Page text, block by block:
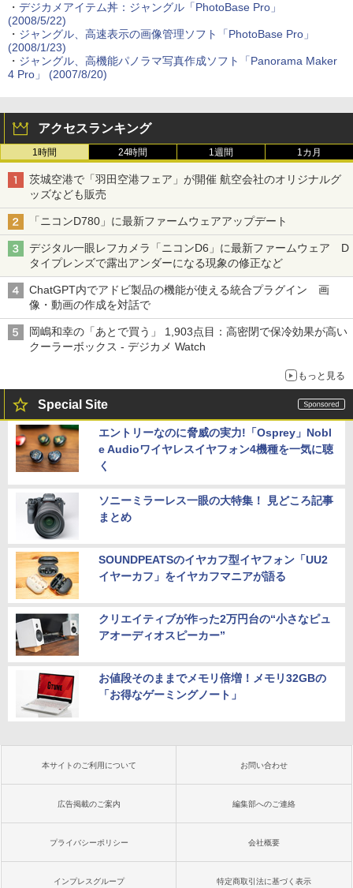
・ デジカメアイテム丼：ジャングル「PhotoBase Pro」
(2008/5/22)
・ ジャングル、高速表示の画像管理ソフト「PhotoBase Pro」
(2008/1/23)
・ ジャングル、高機能パノラマ写真作成ソフト「Panorama Maker
4 Pro」 (2007/8/20)
アクセスランキング
1時間 24時間 1週間 1カ月
茨城空港で「羽田空港フェア」が開催 航空会社のオリジナルグ
ッズなども販売
「ニコンD780」に最新ファームウェアアップデート
デジタル一眼レフカメラ「ニコンD6」に最新ファームウェア D
タイプレンズで露出アンダーになる現象の修正など
ChatGPT内でアドビ製品の機能が使える統合プラグイン 画
像・動画の作成を対話で
岡嶋和幸の「あとで買う」 1,903点目：高密閉で保冷効果が高い
クーラーボックス - デジカメ Watch
もっと見る
Special Site
エントリーなのに脅威の実力!「Osprey」Nobl
e Audioワイヤレスイヤフォン4機種を一気に聴
く
ソニーミラーレス一眼の大特集！ 見どころ記事
まとめ
SOUNDPEATSのイヤカフ型イヤフォン「UU2
イヤーカフ」をイヤカフマニアが語る
クリエイティブが作った2万円台の“小さなピュ
アオーディオスピーカー”
お値段そのままでメモリ倍増！メモリ32GBの
「お得なゲーミングノート」
本サイトのご利用について お問い合わせ
広告掲載のご案内 編集部へのご連絡
プライバシーポリシー 会社概要
インプレスグループ 特定商取引法に基づく表示